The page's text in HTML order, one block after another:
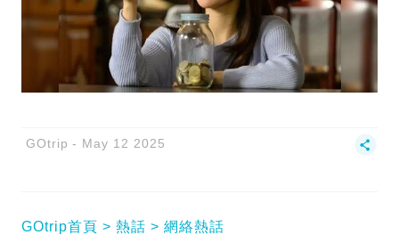
GOtrip May 12 2025
GOtrip首頁 熱話 網絡熱話